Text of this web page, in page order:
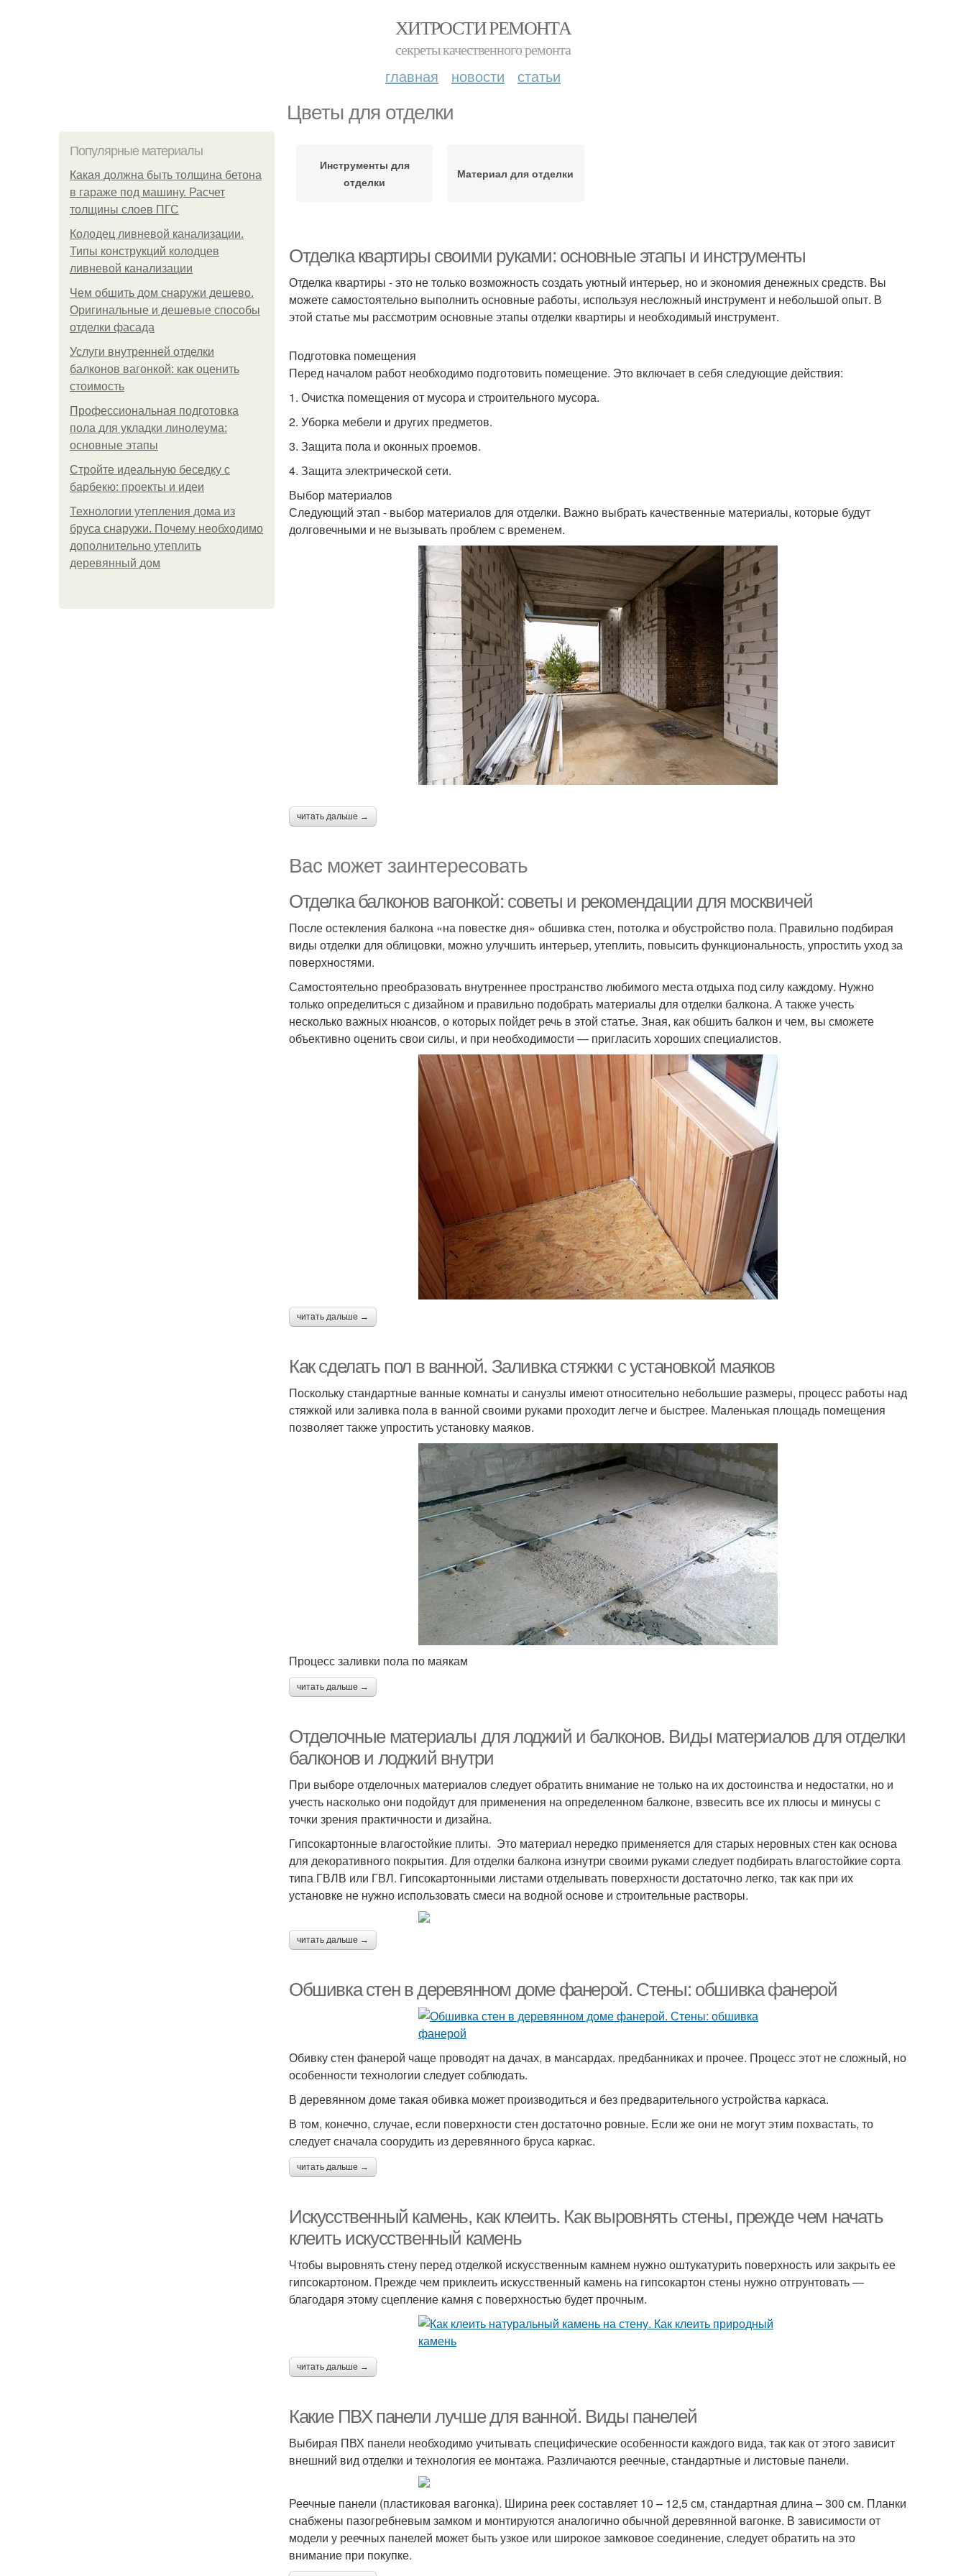
ХИТРОСТИ РЕМОНТА
секреты качественного ремонта
главная новости статьи
Цветы для отделки
Популярные материалы
Какая должна быть толщина бетона
в гараже под машину. Расчет
толщины слоев ПГС
Колодец ливневой канализации.
Типы конструкций колодцев
ливневой канализации
Чем обшить дом снаружи дешево.
Оригинальные и дешевые способы
отделки фасада
Услуги внутренней отделки
балконов вагонкой: как оценить
стоимость
Профессиональная подготовка
пола для укладки линолеума:
основные этапы
Стройте идеальную беседку с
барбекю: проекты и идеи
Технологии утепления дома из
бруса снаружи. Почему необходимо
дополнительно утеплить
деревянный дом
Инструменты для
отделки
Материал для отделки
Отделка квартиры своими руками: основные этапы и инструменты
Отделка квартиры - это не только возможность создать уютный интерьер, но и экономия денежных средств. Вы
можете самостоятельно выполнить основные работы, используя несложный инструмент и небольшой опыт. В
этой статье мы рассмотрим основные этапы отделки квартиры и необходимый инструмент.
Подготовка помещения
Перед началом работ необходимо подготовить помещение. Это включает в себя следующие действия:
1. Очистка помещения от мусора и строительного мусора.
2. Уборка мебели и других предметов.
3. Защита пола и оконных проемов.
4. Защита электрической сети.
Выбор материалов
Следующий этап - выбор материалов для отделки. Важно выбрать качественные материалы, которые будут
долговечными и не вызывать проблем с временем.
читать дальше →
Вас может заинтересовать
Отделка балконов вагонкой: советы и рекомендации для москвичей
После остекления балкона «на повестке дня» обшивка стен, потолка и обустройство пола. Правильно подбирая
виды отделки для облицовки, можно улучшить интерьер, утеплить, повысить функциональность, упростить уход за
поверхностями.
Самостоятельно преобразовать внутреннее пространство любимого места отдыха под силу каждому. Нужно
только определиться с дизайном и правильно подобрать материалы для отделки балкона. А также учесть
несколько важных нюансов, о которых пойдет речь в этой статье. Зная, как обшить балкон и чем, вы сможете
объективно оценить свои силы, и при необходимости — пригласить хороших специалистов.
читать дальше →
Как сделать пол в ванной. Заливка стяжки с установкой маяков
Поскольку стандартные ванные комнаты и санузлы имеют относительно небольшие размеры, процесс работы над
стяжкой или заливка пола в ванной своими руками проходит легче и быстрее. Маленькая площадь помещения
позволяет также упростить установку маяков.
Процесс заливки пола по маякам
читать дальше →
Отделочные материалы для лоджий и балконов. Виды материалов для отделки
балконов и лоджий внутри
При выборе отделочных материалов следует обратить внимание не только на их достоинства и недостатки, но и
учесть насколько они подойдут для применения на определенном балконе, взвесить все их плюсы и минусы с
точки зрения практичности и дизайна.
Гипсокартонные влагостойкие плиты. Это материал нередко применяется для старых неровных стен как основа
для декоративного покрытия. Для отделки балкона изнутри своими руками следует подбирать влагостойкие сорта
типа ГВЛВ или ГВЛ. Гипсокартонными листами отделывать поверхности достаточно легко, так как при их
установке не нужно использовать смеси на водной основе и строительные растворы.
читать дальше →
Обшивка стен в деревянном доме фанерой. Стены: обшивка фанерой
Обивку стен фанерой чаще проводят на дачах, в мансардах. предбанниках и прочее. Процесс этот не сложный, но
особенности технологии следует соблюдать.
В деревянном доме такая обивка может производиться и без предварительного устройства каркаса.
В том, конечно, случае, если поверхности стен достаточно ровные. Если же они не могут этим похвастать, то
следует сначала соорудить из деревянного бруса каркас.
читать дальше →
Искусственный камень, как клеить. Как выровнять стены, прежде чем начать
клеить искусственный камень
Чтобы выровнять стену перед отделкой искусственным камнем нужно оштукатурить поверхность или закрыть ее
гипсокартоном. Прежде чем приклеить искусственный камень на гипсокартон стены нужно отгрунтовать —
благодаря этому сцепление камня с поверхностью будет прочным.
читать дальше →
Какие ПВХ панели лучше для ванной. Виды панелей
Выбирая ПВХ панели необходимо учитывать специфические особенности каждого вида, так как от этого зависит
внешний вид отделки и технология ее монтажа. Различаются реечные, стандартные и листовые панели.
Реечные панели (пластиковая вагонка). Ширина реек составляет 10 – 12,5 см, стандартная длина – 300 см. Планки
снабжены пазогребневым замком и монтируются аналогично обычной деревянной вагонке. В зависимости от
модели у реечных панелей может быть узкое или широкое замковое соединение, следует обратить на это
внимание при покупке.